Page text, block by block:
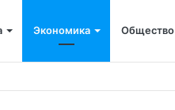
Экономика Общество
обогнали вклады населения